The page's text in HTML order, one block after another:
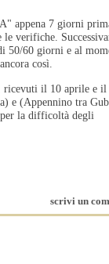
appena 7 giorni
verifiche.
50/60 giorni e al
così.
ricevuti il 10 aprile e il
e (Appennino tra
la difficoltà degli
scrivi un